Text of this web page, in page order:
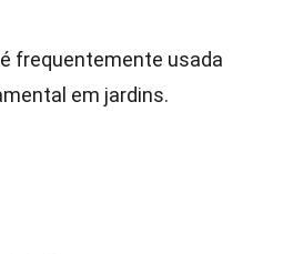
frequentemente usada
em jardins.